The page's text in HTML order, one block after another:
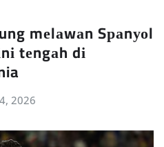
mеlаwаn Sраnуоl
tеngаh dі
2026